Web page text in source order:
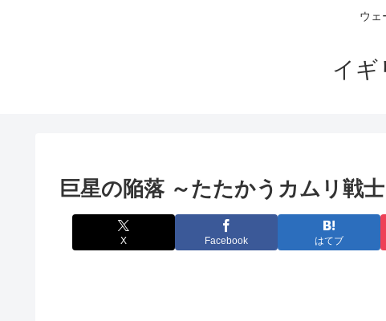
ウェ
イギ
巨星の陥落 ～たたかうカムリ戦
X Facebook はてブ